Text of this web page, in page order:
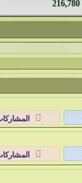
216,780